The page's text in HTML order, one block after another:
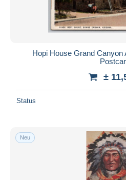
Hopi House Grand Canyon
±
Status
Neu